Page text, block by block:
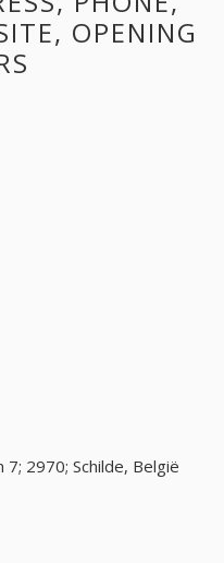
OPENING
7; 2970; Schilde, België